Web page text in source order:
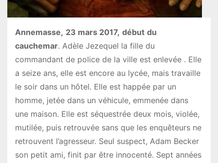
Annemasse, 23 mars 2017, début du
cauchemar. Adèle Jezequel la fille du
commandant de police de la ville est enlevée . Elle
a seize ans, elle est encore au lycée, mais travaille
le soir dans un hôtel. Elle est happée par un
homme, jetée dans un véhicule, emmenée dans
une maison. Elle est séquestrée deux mois, violée,
mutilée, puis retrouvée sans que les enquêteurs ne
retrouvent l’agresseur. Seul suspect, Adam Becker
son petit ami, finit par être innocenté. Sept années